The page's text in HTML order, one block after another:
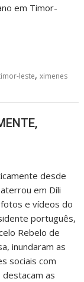
em Timor-
leste,ximenes
desde
em Díli
e vídeos do
português,
Rebelo de
inundaram as
sociais com
as